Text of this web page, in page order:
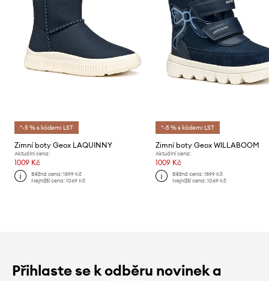
*-5 % s kódem: LST
Zimní boty Geox LAQUINNY
Aktuální cena:
1009 Kč
Běžná cena:1899 Kč
Nejnižší cena:1069 Kč
*-5 % s kódem: LST
Zimní boty Geox WILLABOOM
Aktuální cena:
1009 Kč
Běžná cena: 1899 Kč
Nejnižší cena: 1069 Kč
Přihlaste se k odběru novinek a